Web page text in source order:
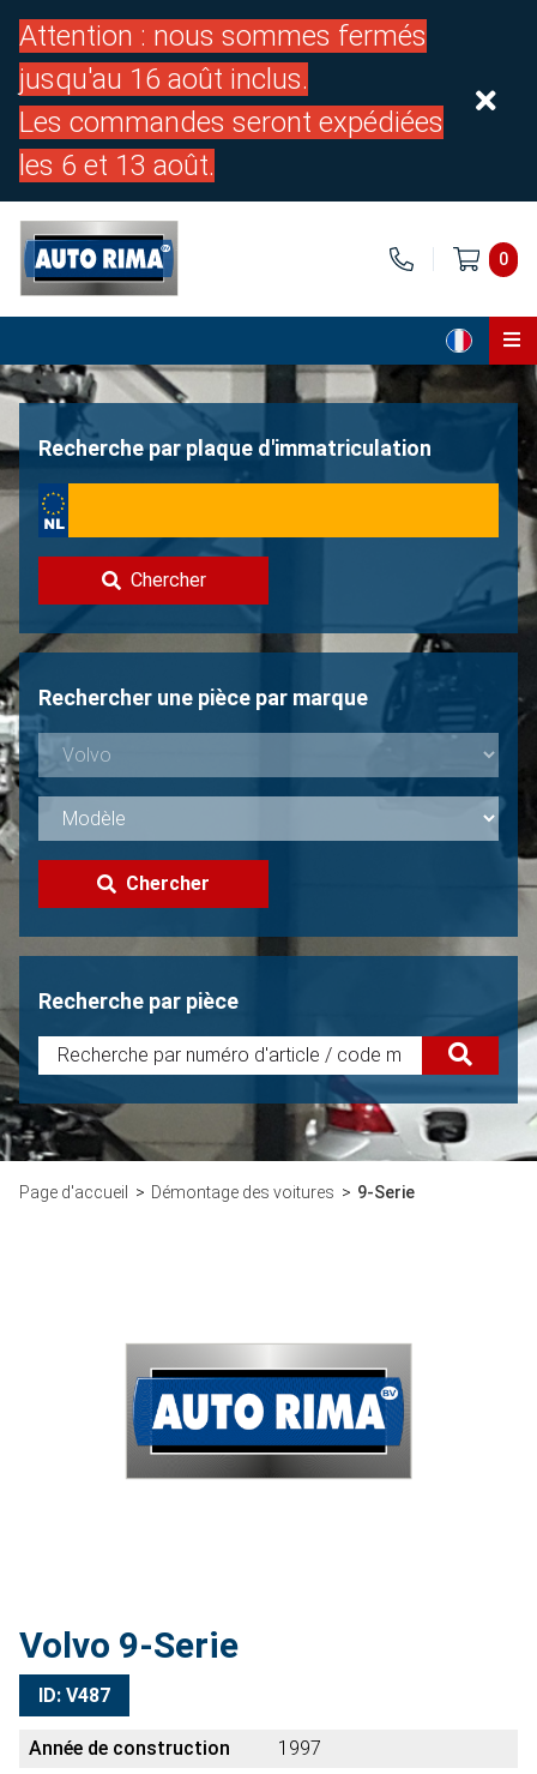
Attention : nous sommes fermés
jusqu'au 16 août inclus.
Les commandes seront expédiées
les 6 et 13 août.
0
Page d'accueil
À propos de nous
Contacter
Vendre une Volvo?
Non trouvée?
Recherche par plaque d'immatriculation
Chercher
Rechercher une pièce par marque
Chercher
Recherche par pièce
Page d'accueil Démontage des voitures 9-Serie
Volvo 9-Serie
ID: V487
Année de construction
1997